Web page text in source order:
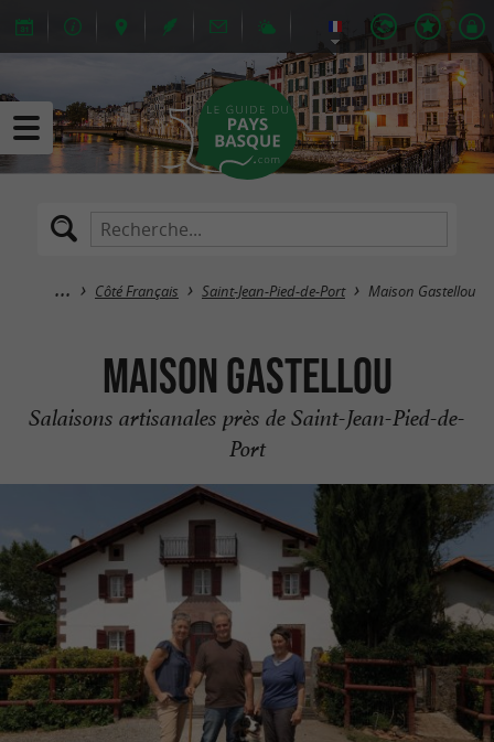
Côté Français Saint-Jean-Pied-de-Port Maison Gastellou
Maison Gastellou
Salaisons artisanales près de Saint-Jean-Pied-de-
Port